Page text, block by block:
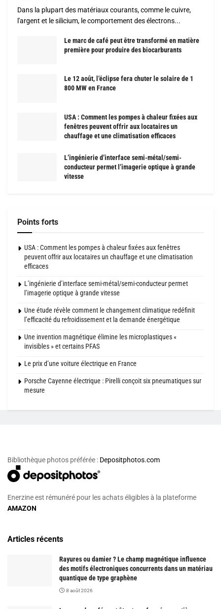
Dans la plupart des matériaux courants, comme le cuivre,
l'argent et le silicium, le comportement des électrons...
Le marc de café peut être transformé en matière
première pour produire des biocarburants
Le 12 août, l’éclipse fera chuter le solaire de 1
800 MW en France
USA : Comment les pompes à chaleur fixées aux
fenêtres peuvent offrir aux locataires un
chauffage et une climatisation efficaces
L’ingénierie d’interface semi-métal/semi-
conducteur permet l’imagerie optique à grande
vitesse
Points forts
USA : Comment les pompes à chaleur fixées aux fenêtres
peuvent offrir aux locataires un chauffage et une climatisation
efficaces
L’ingénierie d’interface semi-métal/semi-conducteur permet
l’imagerie optique à grande vitesse
Une étude révèle comment le changement climatique redéfinit
l’efficacité du refroidissement et la demande énergétique
Une invention magnétique élimine les microplastiques «
invisibles » et certains PFAS
Le prix d’une voiture électrique en France
Porsche Cayenne électrique : Pirelli conçoit six pneumatiques sur
mesure
Bibliothèque photos préférée : Depositphotos.com
Enerzine est rémunéré pour les achats éligibles à la plateforme
AMAZON
Articles récents
Rayures ou damier ? Le champ magnétique influence
des motifs électroniques concurrents dans un matériau
quantique de type graphène
8 août 2026